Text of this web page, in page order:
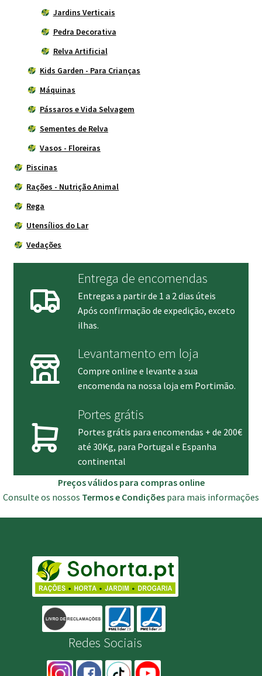
Jardins Verticais
Pedra Decorativa
Relva Artificial
Kids Garden - Para Crianças
Máquinas
Pássaros e Vida Selvagem
Sementes de Relva
Vasos - Floreiras
Piscinas
Rações - Nutrição Animal
Rega
Utensílios do Lar
Vedações
Entrega de encomendas
Entregas a partir de 1 a 2 dias úteis
Após confirmação de expedição, exceto
ilhas.
Levantamento em loja
Compre online e levante a sua
encomenda na nossa loja em Portimão.
Portes grátis
Portes grátis para encomendas + de 200€
até 30Kg, para Portugal e Espanha
continental
Preços válidos para compras online
Consulte os nossos Termos e Condições para mais informações
Redes Sociais